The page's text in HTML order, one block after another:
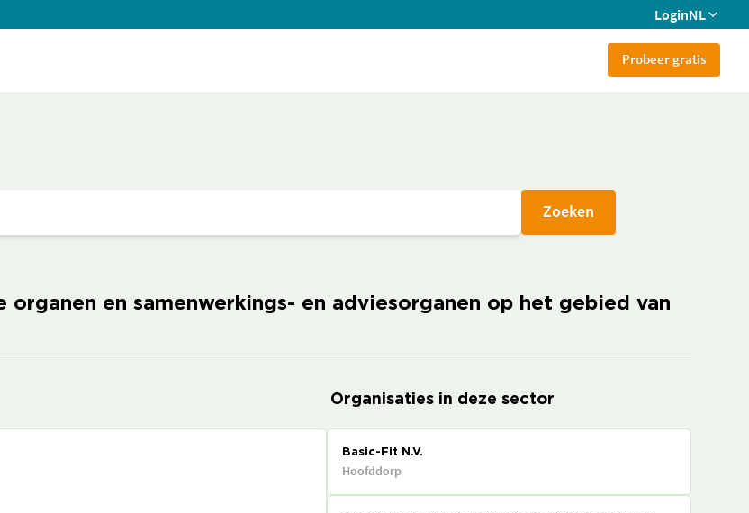
LoginNL
Probeer gratis
Zoeken
en samenwerkings- en adviesorganen op het gebied van
Organisaties in deze sector
Basic-Fit N.V.
Hoofddorp